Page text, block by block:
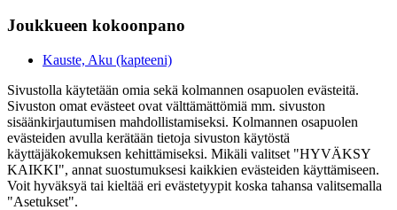
Joukkueen kokoonpano
Kauste, Aku (kapteeni)
Sivustolla käytetään omia sekä kolmannen osapuolen evästeitä.
Sivuston omat evästeet ovat välttämättömiä mm. sivuston
sisäänkirjautumisen mahdollistamiseksi. Kolmannen osapuolen
evästeiden avulla kerätään tietoja sivuston käytöstä
käyttäjäkokemuksen kehittämiseksi. Mikäli valitset "HYVÄKSY
KAIKKI", annat suostumuksesi kaikkien evästeiden käyttämiseen.
Voit hyväksyä tai kieltää eri evästetyypit koska tahansa valitsemalla
"Asetukset".